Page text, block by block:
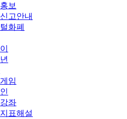
보
고안내
화폐
임
좌
표해설